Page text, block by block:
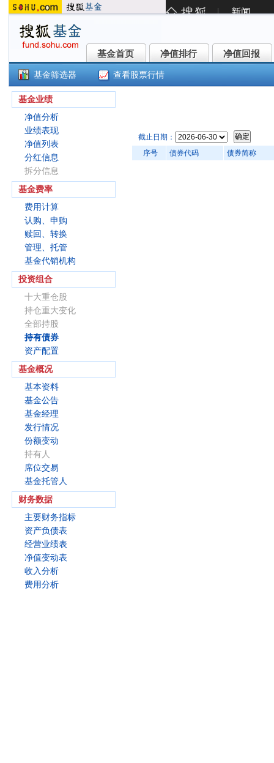
基金首页
基金首页 净值排行
净值排行 净值回报
净值回报
基金筛选器 查看股票行情
基金业绩
净值分析
业绩表现
净值列表
分红信息
拆分信息
基金费率
费用计算
认购、申购
赎回、转换
管理、托管
基金代销机构
投资组合
十大重仓股
持仓重大变化
全部持股
持有债券
资产配置
基金概况
基本资料
基金公告
基金经理
发行情况
份额变动
持有人
席位交易
基金托管人
财务数据
主要财务指标
资产负债表
经营业绩表
净值变动表
收入分析
费用分析
截止日期：
序号
债券代码 债券简称